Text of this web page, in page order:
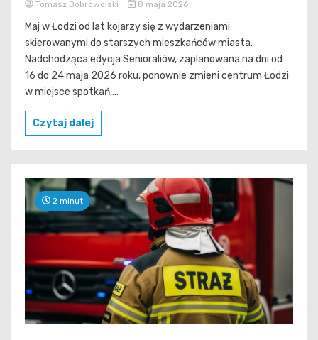
Tomasz Dobrowolski 8 maja 2026
Maj w Łodzi od lat kojarzy się z wydarzeniami
skierowanymi do starszych mieszkańców miasta.
Nadchodząca edycja Senioraliów, zaplanowana na dni od
16 do 24 maja 2026 roku, ponownie zmieni centrum Łodzi
w miejsce spotkań,...
Czytaj dalej
2 minut